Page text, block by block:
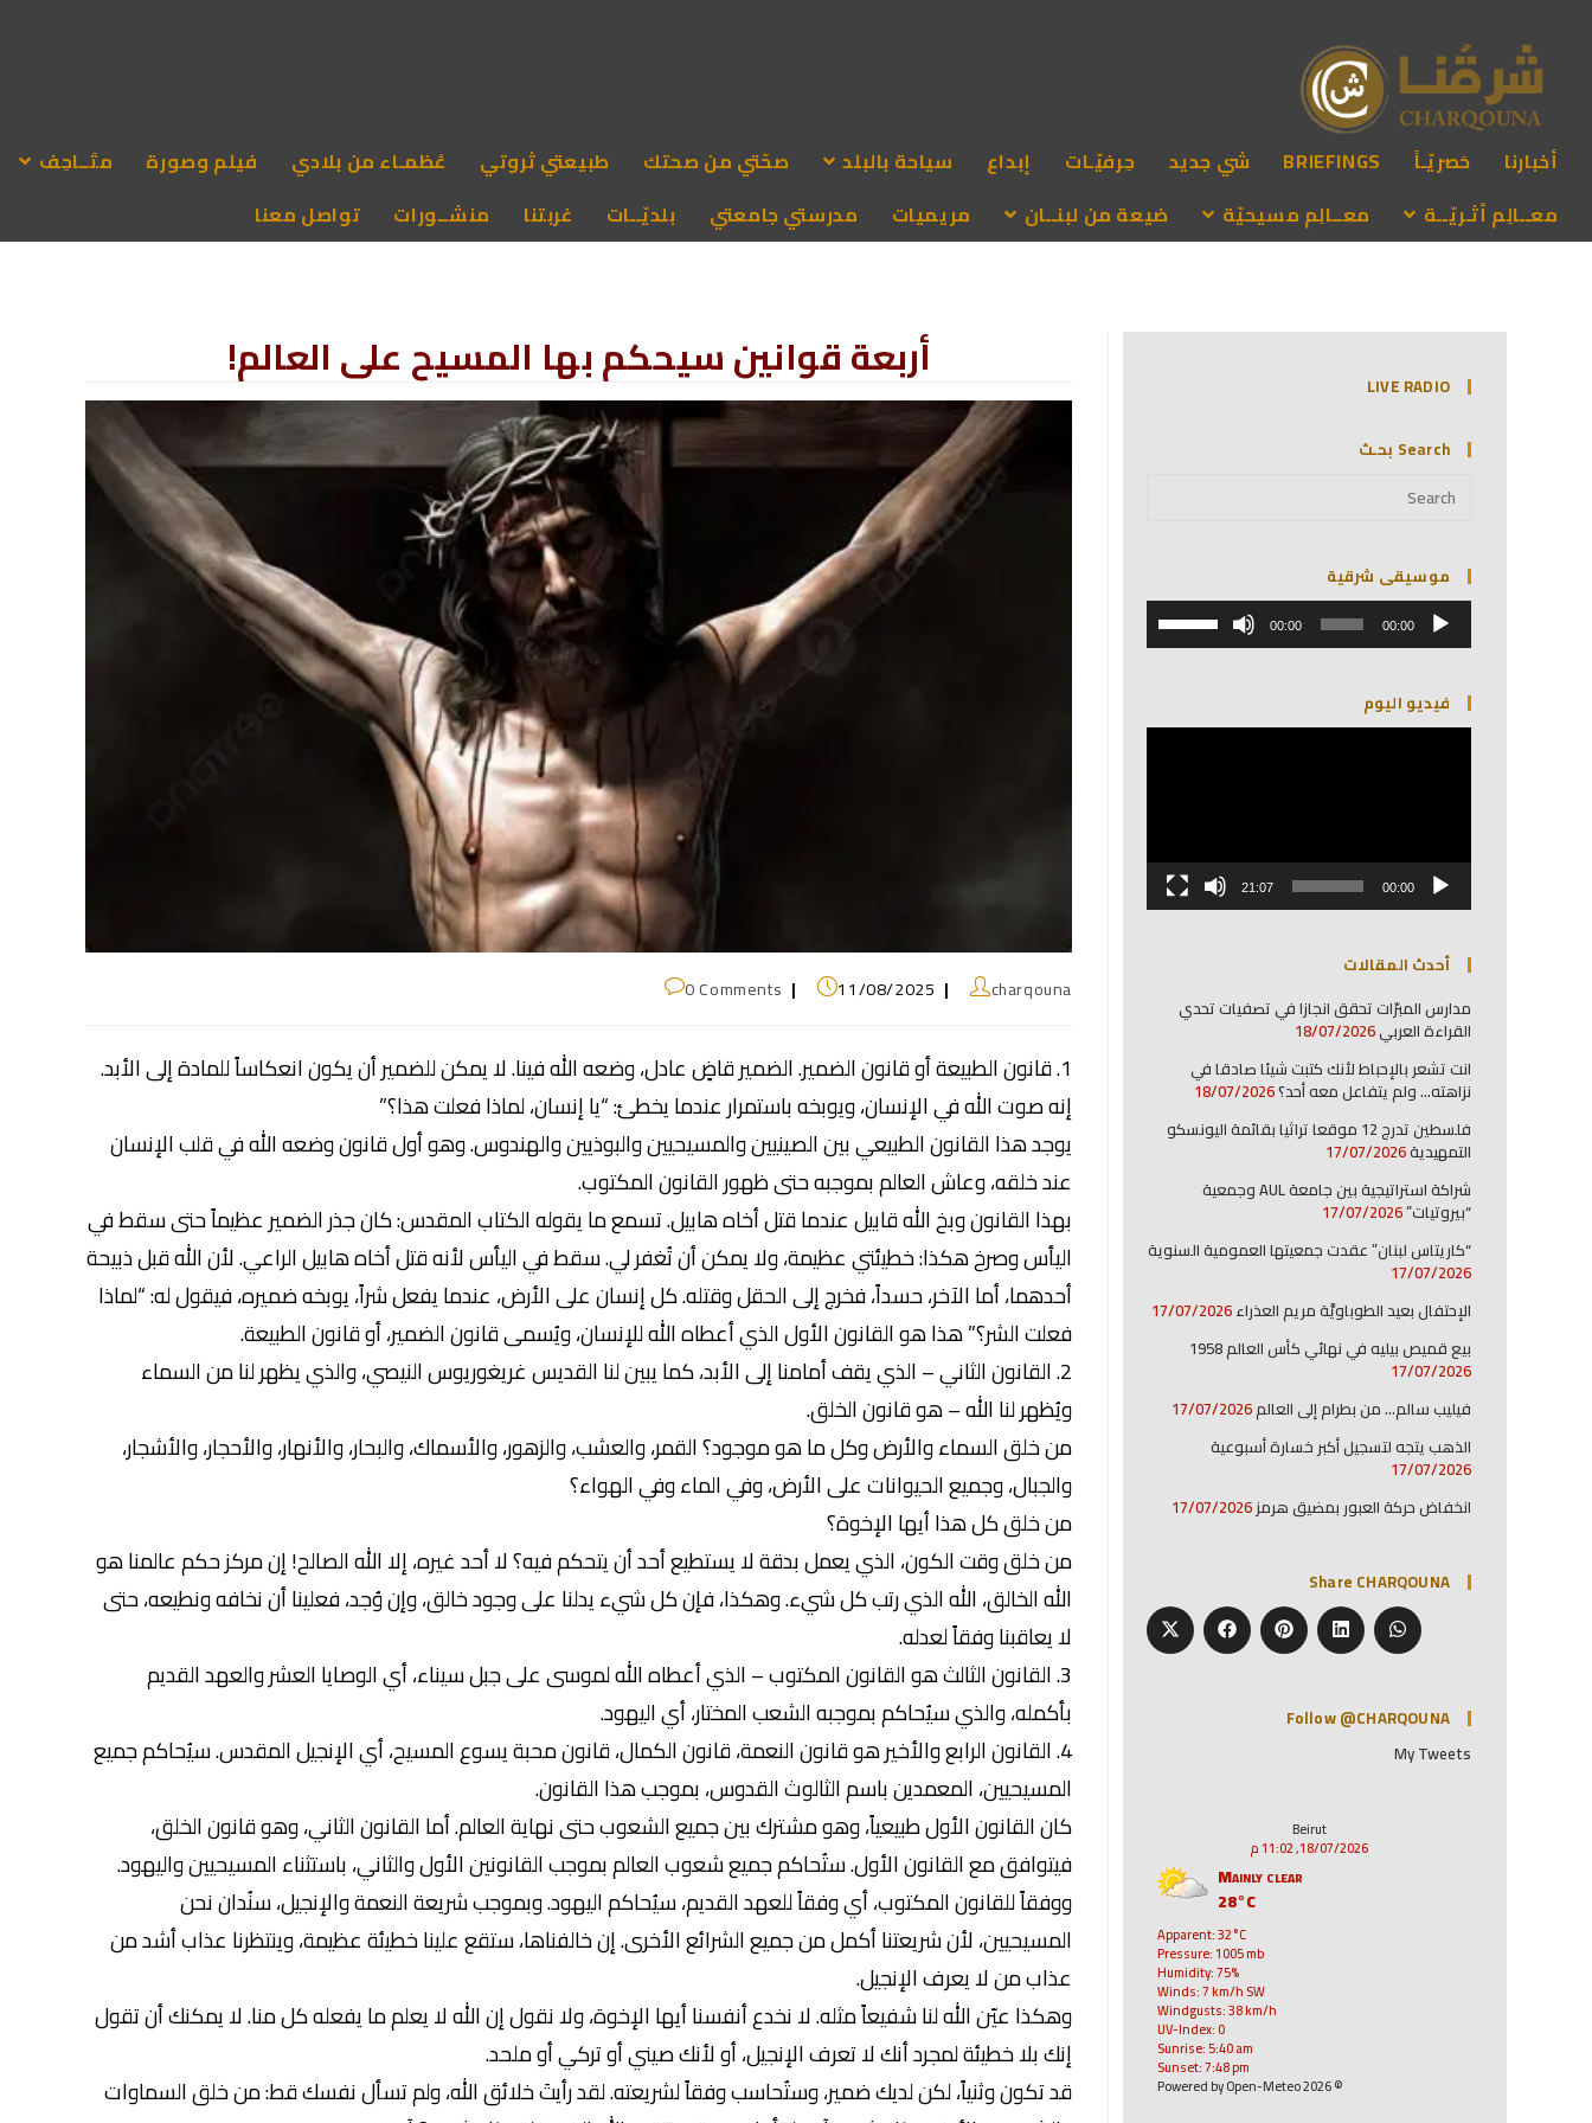
أخبارنا حَصريّـاً BRIEFINGS شي جديد حِرفيّـات إبداع سياحة بالبلد صحّتي من صحتك طبيعتي ثروتي عُظمـاء من بلادي فيلم وصورة
متَــاحِف
معــالِم أثـريّــة
معــالِم مسيحيّة ضيعة من لبنــان مريميات مدرستي جامعتي بلديّــات غربتنا منشــورات تواصل معنا
أربعة قوانين سيحكم بها المسيح على العالم!
charqouna
11/08/2025
0 Comments
1. قانون الطبيعة أو قانون الضمير. الضمير قاضٍ عادل، وضعه الله فينا. لا يمكن للضمير أن يكون انعكاساً للمادة إلى الأبد.
إنه صوت الله في الإنسان، ويوبخه باستمرار عندما يخطئ: “يا إنسان، لماذا فعلت هذا؟”
يوجد هذا القانون الطبيعي بين الصينيين والمسيحيين والبوذيين والهندوس. وهو أول قانون وضعه الله في قلب الإنسان
عند خلقه، وعاش العالم بموجبه حتى ظهور القانون المكتوب.
بهذا القانون وبخ الله قابيل عندما قتل أخاه هابيل. تسمع ما يقوله الكتاب المقدس: كان جذر الضمير عظيماً حتى سقط في
اليأس وصرخ هكذا: خطيئتي عظيمة، ولا يمكن أن تُغفر لي. سقط في اليأس لأنه قتل أخاه هابيل الراعي. لأن الله قبل ذبيحة
أحدهما، أما الآخر، حسداً، فخرج إلى الحقل وقتله. كل إنسان على الأرض، عندما يفعل شراً، يوبخه ضميره، فيقول له: “لماذا
فعلت الشر؟” هذا هو القانون الأول الذي أعطاه الله للإنسان، ويُسمى قانون الضمير، أو قانون الطبيعة.
2. القانون الثاني – الذي يقف أمامنا إلى الأبد، كما يبين لنا القديس غريغوريوس النيصي، والذي يظهر لنا من السماء
ويُظهر لنا الله – هو قانون الخلق.
من خلق السماء والأرض وكل ما هو موجود؟ القمر، والعشب، والزهور، والأسماك، والبحار، والأنهار، والأحجار، والأشجار،
والجبال، وجميع الحيوانات على الأرض، وفي الماء وفي الهواء؟
من خلق كل هذا أيها الإخوة؟
من خلق وقت الكون، الذي يعمل بدقة لا يستطيع أحد أن يتحكم فيه؟ لا أحد غيره، إلا الله الصالح! إن مركز حكم عالمنا هو
الله الخالق، الله الذي رتب كل شيء. وهكذا، فإن كل شيء يدلنا على وجود خالق، وإن وُجد، فعلينا أن نخافه ونطيعه، حتى
لا يعاقبنا وفقاً لعدله.
3. القانون الثالث هو القانون المكتوب – الذي أعطاه الله لموسى على جبل سيناء، أي الوصايا العشر والعهد القديم
بأكمله، والذي سيُحاكم بموجبه الشعب المختار، أي اليهود.
4. القانون الرابع والأخير هو قانون النعمة، قانون الكمال، قانون محبة يسوع المسيح، أي الإنجيل المقدس. سيُحاكم جميع
المسيحيين، المعمدين باسم الثالوث القدوس، بموجب هذا القانون.
كان القانون الأول طبيعياً، وهو مشترك بين جميع الشعوب حتى نهاية العالم. أما القانون الثاني، وهو قانون الخلق،
فيتوافق مع القانون الأول. ستُحاكم جميع شعوب العالم بموجب القانونين الأول والثاني، باستثناء المسيحيين واليهود.
ووفقاً للقانون المكتوب، أي وفقاً للعهد القديم، سيُحاكم اليهود. وبموجب شريعة النعمة والإنجيل، سنُدان نحن
المسيحيين، لأن شريعتنا أكمل من جميع الشرائع الأخرى. إن خالفناها، ستقع علينا خطيئة عظيمة، وينتظرنا عذاب أشد من
عذاب من لا يعرف الإنجيل.
وهكذا عيّن الله لنا شفيعاً مثله. لا نخدع أنفسنا أيها الإخوة، ولا نقول إن الله لا يعلم ما يفعله كل منا. لا يمكنك أن تقول
إنك بلا خطيئة لمجرد أنك لا تعرف الإنجيل، أو لأنك صيني أو تركي أو ملحد.
قد تكون وثنياً، لكن لديك ضمير، وستُحاسب وفقاً لشريعته. لقد رأيتَ خلائق الله، ولم تسأل نفسك قط: من خلق السماوات
LIVE RADIO
Search بحـث
موسيقى شرقية
مشغل
الصوت 00:00
00:00
مفاتيح
لزيادة
فيديو اليوم
مشغل
00:00
21:07
أحدث المقالات
مدارس المبرّات تحقق انجازا في تصفيات تحدي
القراءة العربي18/07/2026
انت تشعر بالإحباط لأنك كتبت شيئا صادقا في
نزاهته… ولم يتفاعل معه أحد؟18/07/2026
فلسطين تدرج 12 موقعا تراثيا بقائمة اليونسكو
التمهيدية17/07/2026
شراكة استراتيجية بين جامعة AUL وجمعية
“بيروتيات”17/07/2026
“كاريتاس لبنان” عقدت جمعيتها العمومية السنوية
17/07/2026
الإحتفال بعيد الطوباويَّة مريم العذراء17/07/2026
بيع قميص بيليه في نهائي كأس العالم 1958
17/07/2026
فيليب سالم… من بطرام إلى العالم17/07/2026
الذهب يتجه لتسجيل أكبر خسارة أسبوعية
17/07/2026
انخفاض حركة العبور بمضيق هرمز17/07/2026
Share CHARQOUNA
Follow @CHARQOUNA
My Tweets
Beirut
18/07/2026, 11:02 م
Mainly clear
28°C
Apparent: 32°C
Pressure: 1005 mb
Humidity: 75%
Winds: 7 km/h SW
Windgusts: 38 km/h
UV-Index: 0
Sunrise: 5:40 am
Sunset: 7:48 pm
© 2026 Powered by Open-Meteo